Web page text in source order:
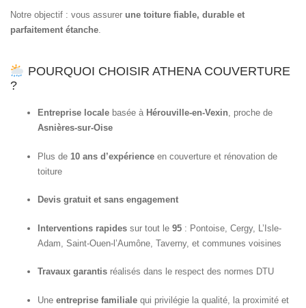
Notre objectif : vous assurer une toiture fiable, durable et
parfaitement étanche
POURQUOI CHOISIR ATHENA COUVERTURE
?
Entreprise locale basée à Hérouville-en-Vexin, proche de
Asnières-sur-Oise
Plus de 10 ans d’expérience en couverture et rénovation de
toiture
Devis gratuit et sans engagement
Interventions rapides sur tout le 95 : Pontoise, Cergy, L’Isle-
Adam, Saint-Ouen-l’Aumône, Taverny, et communes voisines
Travaux garantis réalisés dans le respect des normes DTU
Une entreprise familiale qui privilégie la qualité, la proximité et